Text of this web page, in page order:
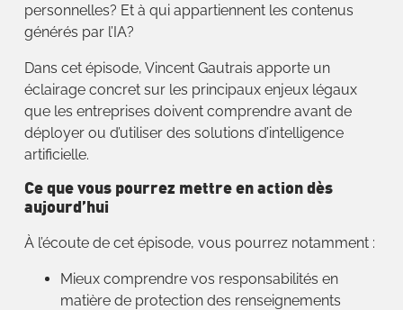
personnelles? Et à qui appartiennent les contenus
générés par l’IA?
Dans cet épisode, Vincent Gautrais apporte un
éclairage concret sur les principaux enjeux légaux
que les entreprises doivent comprendre avant de
déployer ou d’utiliser des solutions d’intelligence
artificielle.
Ce que vous pourrez mettre en action dès
aujourd’hui
À l’écoute de cet épisode, vous pourrez notamment :
Mieux comprendre vos responsabilités en
matière de protection des renseignements